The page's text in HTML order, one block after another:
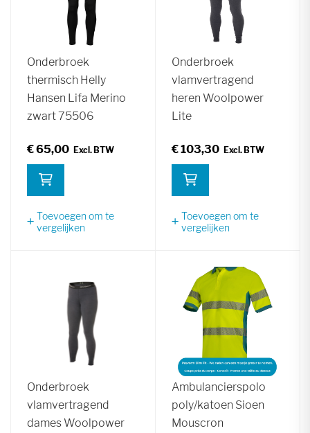
Onderbroek
thermisch Helly
Hansen Lifa Merino
zwart 75506
€ 65,00
Toevoegen om te
vergelijken
Onderbroek
vlamvertragend
heren Woolpower
Lite
€ 103,30
Toevoegen om te
vergelijken
Onderbroek
vlamvertragend
dames Woolpower
Ambulancierspolo
poly/katoen Sioen
Mouscron